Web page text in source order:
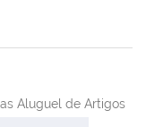
Aluguel de Artigos